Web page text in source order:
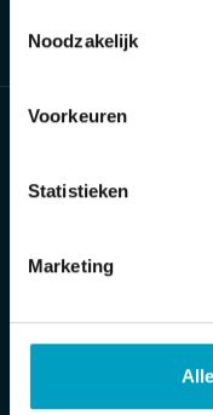
Noodzakelijk
Voorkeuren
Statistieken
Marketing5491 DC Sint-
5490 AA Sint-